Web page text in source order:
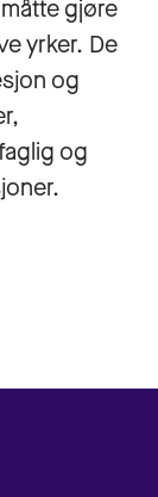
gjøre
yrker. De
og
og